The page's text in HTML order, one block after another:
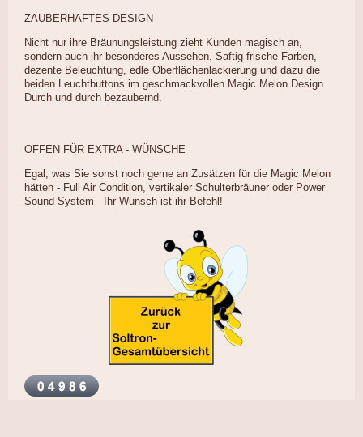
ZAUBERHAFTES DESIGN
Nicht nur ihre Bräunungsleistung zieht Kunden magisch an,
sondern auch ihr besonderes Aussehen. Saftig frische Farben,
dezente Beleuchtung, edle Oberflächenlackierung und dazu die
beiden Leuchtbuttons im geschmackvollen Magic Melon Design.
Durch und durch bezaubernd.
OFFEN FÜR EXTRA - WÜNSCHE
Egal, was Sie sonst noch gerne an Zusätzen für die Magic Melon
hätten - Full Air Condition, vertikaler Schulterbräuner oder Power
Sound System - Ihr Wunsch ist ihr Befehl!